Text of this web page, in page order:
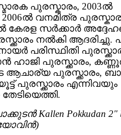
പുരസ്കാരം, 2003ൽ
2006ൽ വനമിത്ര
കേരള സർക്കാർ
നൽകി ആദരിച്ചു.
പരിസ്ഥിതി
ഹാജി പുരസ്ക്കാരം,
പുരസ്ക്കാരം,
പുരസ്ക്കാരം എന്നിവയും
Kallen Pokkudan 2″